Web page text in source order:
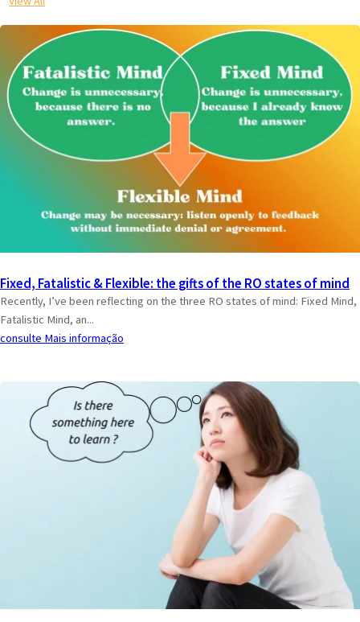
Fixed, Fatalistic & Flexible: the gifts of the RO states of mind
Recently, I’ve been reflecting on the three RO states of mind: Fixed Mind,
Fatalistic Mind, an...
consulte Mais informação